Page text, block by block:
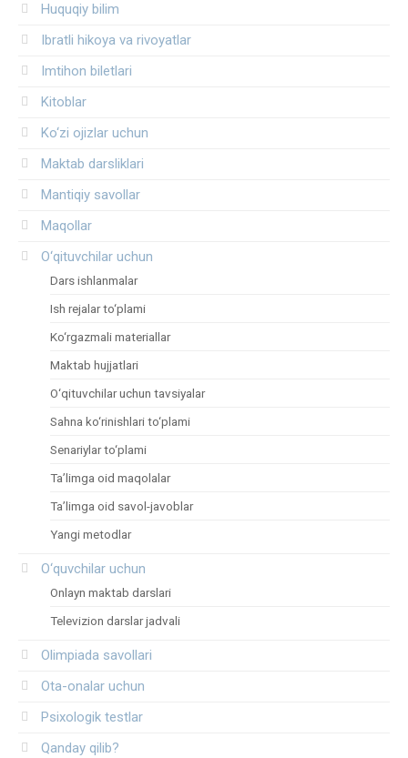
Huquqiy bilim
Ibratli hikoya va rivoyatlar
Imtihon biletlari
Kitoblar
Ko‘zi ojizlar uchun
Maktab darsliklari
Mantiqiy savollar
Maqollar
O‘qituvchilar uchun
Dars ishlanmalar
Ish rejalar to‘plami
Ko‘rgazmali materiallar
Maktab hujjatlari
O‘qituvchilar uchun tavsiyalar
Sahna ko‘rinishlari to‘plami
Senariylar to‘plami
Ta’limga oid maqolalar
Ta’limga oid savol-javoblar
Yangi metodlar
O‘quvchilar uchun
Onlayn maktab darslari
Televizion darslar jadvali
Olimpiada savollari
Ota-onalar uchun
Psixologik testlar
Qanday qilib?